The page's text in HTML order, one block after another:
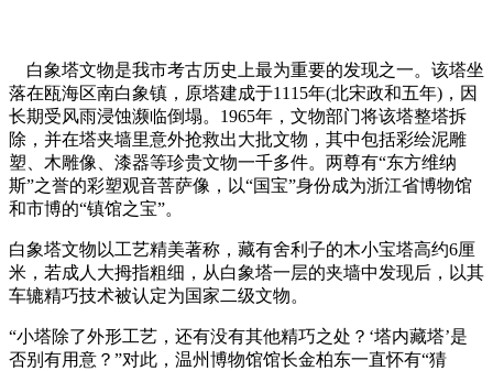
白象塔文物是我市考古历史上最为重要的发现之一。该塔坐
落在瓯海区南白象镇，原塔建成于1115年(北宋政和五年)，因
长期受风雨浸蚀濒临倒塌。1965年，文物部门将该塔整塔拆
除，并在塔夹墙里意外抢救出大批文物，其中包括彩绘泥雕
塑、木雕像、漆器等珍贵文物一千多件。两尊有“东方维纳
斯”之誉的彩塑观音菩萨像，以“国宝”身份成为浙江省博物馆
和市博的“镇馆之宝”。
白象塔文物以工艺精美著称，藏有舍利子的木小宝塔高约6厘
米，若成人大拇指粗细，从白象塔一层的夹墙中发现后，以其
车辘精巧技术被认定为国家二级文物。
“小塔除了外形工艺，还有没有其他精巧之处？‘塔内藏塔’是
否别有用意？”对此，温州博物馆馆长金柏东一直怀有“猜